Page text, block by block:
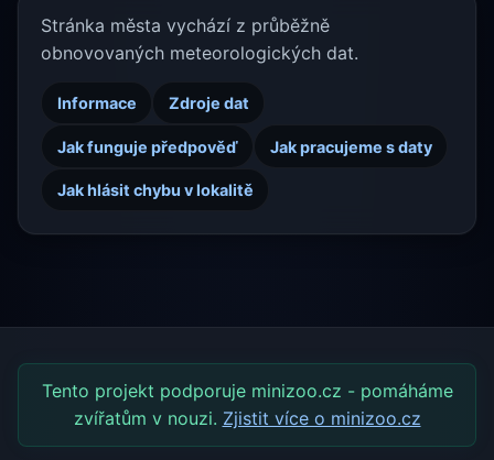
Stránka města vychází z průběžně
obnovovaných meteorologických dat.
Informace Zdroje dat
Jak funguje předpověď Jak pracujeme s daty
Jak hlásit chybu v lokalitě
Tento projekt podporuje minizoo.cz - pomáháme
zvířatům v nouzi. Zjistit více o minizoo.cz